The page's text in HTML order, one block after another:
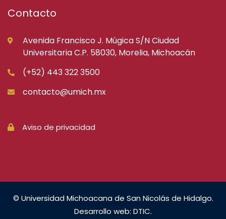
Contacto
Avenida Francisco J. Múgica S/N Ciudad
Universitaria C.P. 58030, Morelia, Michoacán
(+52) 443 322 3500
contacto@umich.mx
Aviso de privacidad
© Universidad Michoacana de San Nicolás de Hidalgo.
Desarrollo web: DTIC.